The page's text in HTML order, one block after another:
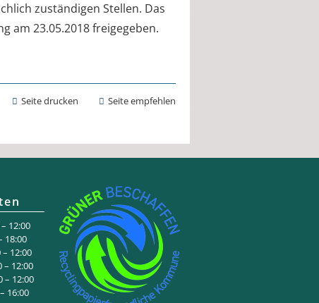
zuständigen Stellen. Das
am 23.05.2018 freigegeben.
Seite drucken Seite empfehlen
12:00
12:00
12:00
12:00